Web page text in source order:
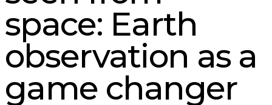
space: Earth
observation as a
game changer